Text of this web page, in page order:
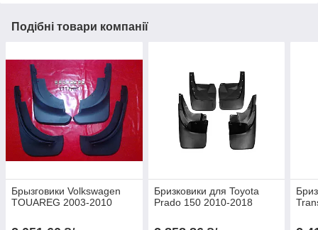
Подібні товари компанії
Брызговики Volkswagen
TOUAREG 2003-2010
Бризковики для Toyota
Prado 150 2010-2018